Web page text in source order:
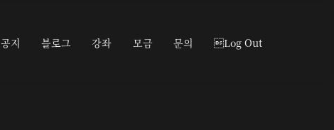
공지 블로그 강좌 모금 문의 Log Out